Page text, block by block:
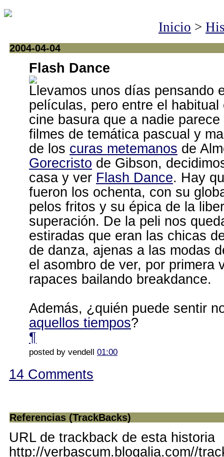
Inicio >
2004-04-04
Flash Dance
Llevamos unos días pensando
películas, pero entre el habitual
cine basura que a nadie
filmes de temática pascual y
de los curas metemanos de
Gorecristo de Gibson,
casa y ver Flash Dance. Hay
fueron los ochenta, con su
pelos fritos y su épica de la
superación. De la peli nos
estiradas que eran las chicas
de danza, ajenas a las modas
el asombro de ver, por primera
rapaces bailando breakdance.
Además, ¿quién puede sentir
aquellos tiempos?
¶
posted by vendell 01:00
14 Comments
Referencias (TrackBacks)
URL de trackback de esta historia
http://verbascum.blogalia.com//